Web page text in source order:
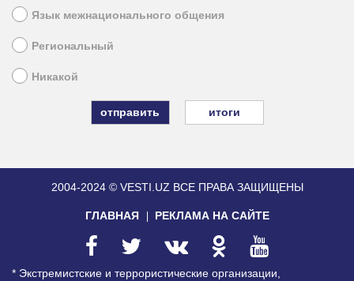
Язык межнационального общения
Региональный
Никакой
итоги
2004-2024 © VESTI.UZ ВСЕ ПРАВА ЗАЩИЩЕНЫ
ГЛАВНАЯ РЕКЛАМА НА САЙТЕ
* Экстремистские и террористические организации,